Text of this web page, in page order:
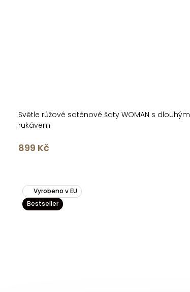
Světle růžové saténové šaty WOMAN s dlouhým
rukávem
899 Kč
Vyrobeno v EU
Bestseller